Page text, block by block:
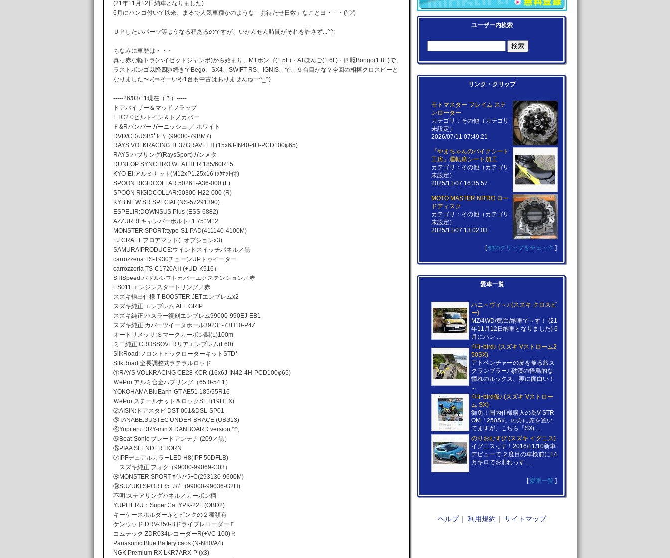
(21年11月12日納車となりました)
6月にハンコ付いて以来、まるで人気車種かのような「お待たせ日数」なことヨ・・・('◇')ゞ
ＵＰしたいパーツ等はうなる程あるのですが、いかんせん時間がそれを許さず...^^;
ちなみに車歴は・・・
真っ赤な軽トラ(ハイゼットジャンボ)から始まり、MTボンゴ(1.5L)・ATぼんご(1.6L)・四駆Bongo(1.8L)で、
ラストボンゴ以降四駆続きでBego、SX4、SWIFT-RS、IGNIS、で、９台目かな？今回の相棒クロスビーと
なりました〜♪(⇒そーいや1台も中古はありませんねー^_^)
-----26/03/11現在（？）-----
ドアバイザー＆マッドフラップ
ETC2.0ビルトイン＆トノカバー
Ｆ&Rバンパーガーニッシュ ／ ホワイト
DVD/CD/USBﾌﾟﾚｰﾔｰ(99000-79BM7)
RAYS VOLKRACING TE37GRAVELⅡ(15x6J-IN40-4H-PCD100φ65)
RAYS:ハブリング(RaysSport)ガンメタ
DUNLOP SYNCHRO WEATHER 185/60R15
KYO-EI:アルミナット(M12xP1.25x16ﾛｯｸﾅｯﾄ付)
SPOON RIGIDCOLLAR:50261-A36-000 (F)
SPOON RIGIDCOLLAR:50300-H22-000 (R)
KYB:NEW SR SPECIAL(NS-57291390)
ESPELIR:DOWNSUS Plus (ESS-6882)
AZZURRI:キャンバーボルト±1.75°M12
MONSTER SPORT:ttype-S1 PAD(411140-4100M)
FJ CRAFT フロアマット(+オプションx3)
SAMURAIPRODUCE:ウインドスイッチパネル／黒
carrozzeria TS-T930チューンUPトゥイーター
carrozzeria TS-C1720AⅡ(+UD-K516）
STISpeed:パドルシフトカバーエクステンション／赤
ES011:エンジンスタートリング／赤
スズキ輸出仕様 T-BOOSTER JETエンブレムx2
スズキ純正:エンブレム ALL GRIP
スズキ純正:ハスラー復刻エンブレム99000-990EJ-EB1
スズキ純正:カバーツイータホール39231-73H10-P4Z
オートリメッサ:Ｓマークカーボン調(L)100m
ミニ純正:CROSSOVERリアエンブレム(F60)
SilkRoad:フロントビックローターキットSTD*
SilkRoad:全長調整式ラテラルロッド
①RAYS VOLKRACING CE28 KCR (16x6J-IN42-4H-PCD100φ65)
ＷePro:アルミ合金ハブリング（65.0-54.1）
YOKOHAMA BluEarth-GT AE51 185/55R16
ＷePro:スチールナット＆ロックSET(19HEX)
②AISIN:ドアスタビ DST-001&DSL-SP01
③TANABE:SUSTEC UNDER BRACE (UBS13)
④Yupiteru:DRY-miniX DANBOARD version ^^;
⑤Beat-Sonic ブレードアンテナ (209／黒）
⑥PIAA SLENDER HORN
⑦IPFデュアルカラーLED H8(IPF 50DFLB)
スズキ純正:フォグ（99000-99069-C03）
⑧MONSTER SPORT ｵｲﾙﾌｨﾗｰC(293130-9600M)
⑨SUZUKI SPORT:ﾐﾗｰｶﾊﾞｰ(99000-99036-G2H)
不明:ステアリングパネル／カーボン柄
YUPITERU：Super Cat YPK-22L (OBD2)
キーケースホルダー赤とピンクの２種類有
ケンウッド:DRV-350-BドライブレコーダーＦ
コムテック:ZDR034レコーダーR(+VC-100)Ｒ
Panasonic Blue Battery caos (N-N80/A4)
NGK Premium RX LKR7ARX-P (x3)
ユーザー内検索
リンク・クリップ
モトマスター フレイム ステ
ンローター
カテゴリ：その他（カテゴリ
未設定）
2026/07/11 07:49:21
『やまちゃんのバイクシート
工房』運転席シート加工
カテゴリ：その他（カテゴリ
未設定）
2025/11/07 16:35:57
MOTO MASTER NITRO ロー
ドディスク
カテゴリ：その他（カテゴリ
未設定）
2025/11/07 13:02:03
[他のクリップをチェック ]
愛車一覧
ハニ～ヴィ～♪ (スズキ クロスビ
ー)
MZ/4WD/黄/白/納車で～す！ (21
年11月12日納車となりました) 6
月にハン ...
ｲｴﾛｰbird♪ (スズキ Vストローム2
50SX)
アドベンチャーの皮を被る旅ス
クランブラー♪ 砂漠の怪鳥的な
憧れのルックス、実に面白い！
...
ｲｴﾛｰbird仮♪ (スズキ Vストロー
ム SX)
御免！国内仕様購入の為V-STR
OM「250SX」の方に席を置い
てますが、こちら「SX( ...
のりおむすび (スズキ イグニス)
イグニスっす！2016/11/10新車
デビューで ２度目の車検前に14
万キロでお別れっす ...
[愛車一覧 ]
ヘルプ｜ 利用規約 ｜ サイトマップ